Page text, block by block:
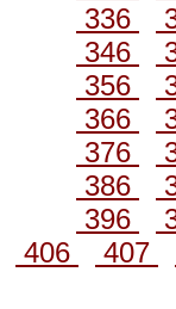
336
346
356
366
376
386
396
406
407